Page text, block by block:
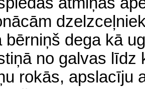
bērniņš dega kā
no galvas līdz
rokās, apslacīju